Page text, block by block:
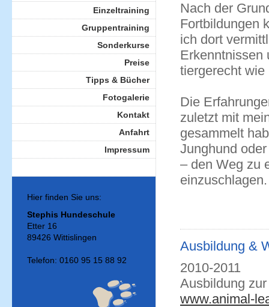
Nach der
Fortbildungen
ich dort
Erkenntnissen
tiergerecht
Die
zuletzt mit
gesammelt
Junghund
– den Weg zu
einzuschlagen.
Ausbildung &
2010-2011
Ausbildung
www.animal-
Einzeltraining
Gruppentraining
Sonderkurse
Preise
Tipps & Bücher
Fotogalerie
Kontakt
Anfahrt
Impressum
Hier finden Sie uns:
Stephis Hundeschule
Etter 16
89426 Wittislingen
Telefon: 0160 95 15 88 92